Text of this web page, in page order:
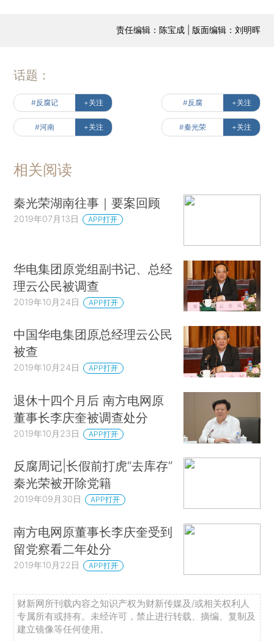
责任编辑：陈宝成 | 版面编辑：刘明晖
话题：
#反腐记 +关注 #反腐 +关注
#河南 +关注 #秦光荣 +关注
相关阅读
秦光荣湖南往事｜要案回顾
2019年07月13日 APP打开
华电集团原党组副书记、总经
理云公民被调查
2019年10月24日 APP打开
中国华电集团原总经理云公民
被查
2019年10月24日 APP打开
退休十四个月后 南方电网原
董事长李庆奎被调查处分
2019年10月23日 APP打开
反腐周记|长假前打虎“去库存”
秦光荣被开除党籍
2019年09月30日 APP打开
南方电网原董事长李庆奎受到
留党察看二年处分
2019年10月22日 APP打开
财新网所刊载内容之知识产权为财新传媒及/或相关权利人
专属所有或持有。未经许可，禁止进行转载、摘编、复制及
建立镜像等任何使用。